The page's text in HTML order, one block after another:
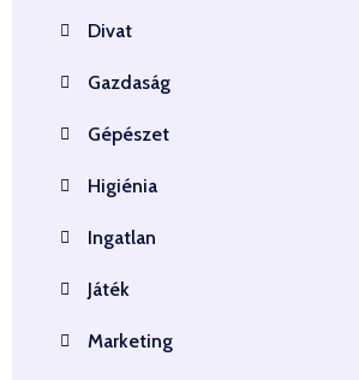
Divat
Gazdaság
Gépészet
Higiénia
Ingatlan
Játék
Marketing